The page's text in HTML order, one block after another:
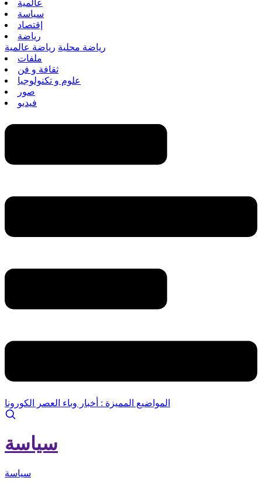
عالمية
سياسة
إقتصاد
رياضة
رياضة محلية رياضة عالمية
ملفات
ثقافة و فن
علوم و تكنولوجيا
صور
فيديو
المواضيع المميزة : أخبار وباء العصر الكورونا
سياسة
سياسة